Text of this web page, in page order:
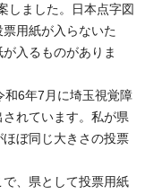
しました。日本点字図
用紙が入らないた
入るものがありま
和6年7月に埼玉視覚障
れています。私が県
ぼ同じ大きさの投票
、県として投票用紙